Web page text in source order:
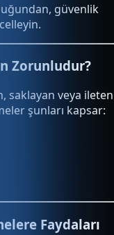
güvenlik
Zorunludur?
saklayan veya ileten
şunları kapsar:
Faydaları